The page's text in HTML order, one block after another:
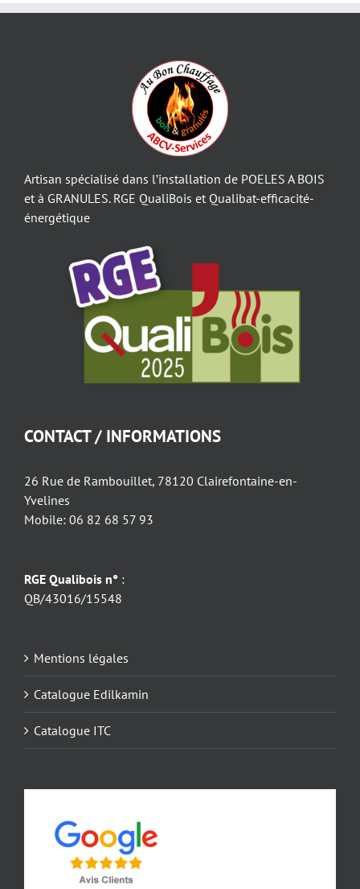
Artisan spécialisé dans l’installation de POELES A BOIS
et à GRANULES. RGE QualiBois et Qualibat-efficacité-
énergétique
CONTACT / INFORMATIONS
26 Rue de Rambouillet, 78120 Clairefontaine-en-
Yvelines
Mobile: 06 82 68 57 93
RGE Qualibois n° :
QB/43016/15548
Mentions légales
Catalogue Edilkamin
Catalogue ITC